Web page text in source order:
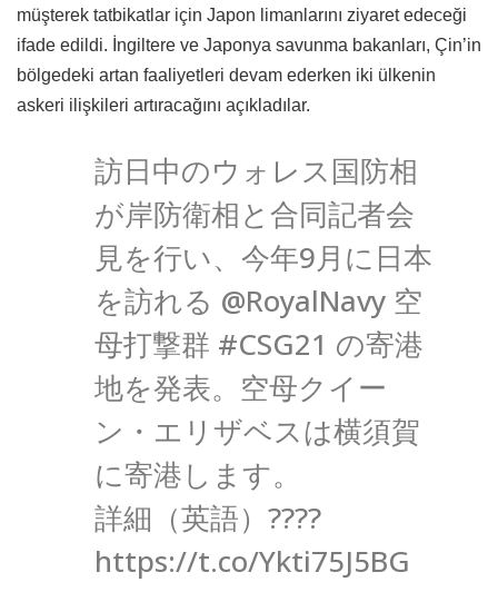
müşterek tatbikatlar için Japon limanlarını ziyaret edeceği
ifade edildi. İngiltere ve Japonya savunma bakanları, Çin’in
bölgedeki artan faaliyetleri devam ederken iki ülkenin
askeri ilişkileri artıracağını açıkladılar.
訪日中のウォレス国防相
が岸防衛相と合同記者会
見を行い、今年9月に日本
を訪れる @RoyalNavy 空
母打撃群 #CSG21 の寄港
地を発表。空母クイー
ン・エリザベスは横須賀
に寄港します。
詳細（英語）????
https://t.co/Ykti75J5BG